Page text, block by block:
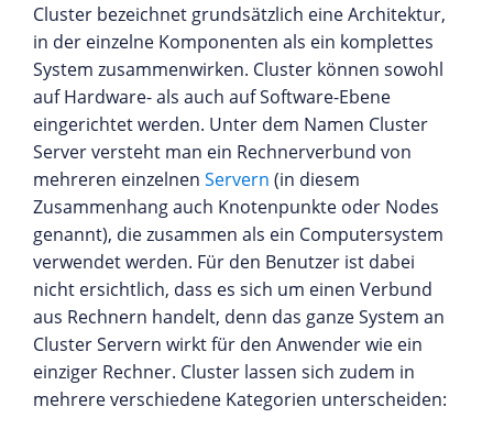
Cluster bezeichnet grundsätzlich eine Architektur,
in der einzelne Komponenten als ein komplettes
System zusammenwirken. Cluster können sowohl
auf Hardware- als auch auf Software-Ebene
eingerichtet werden. Unter dem Namen Cluster
Server versteht man ein Rechnerverbund von
mehreren einzelnen Servern (in diesem
Zusammenhang auch Knotenpunkte oder Nodes
genannt), die zusammen als ein Computersystem
verwendet werden. Für den Benutzer ist dabei
nicht ersichtlich, dass es sich um einen Verbund
aus Rechnern handelt, denn das ganze System an
Cluster Servern wirkt für den Anwender wie ein
einziger Rechner. Cluster lassen sich zudem in
mehrere verschiedene Kategorien unterscheiden: